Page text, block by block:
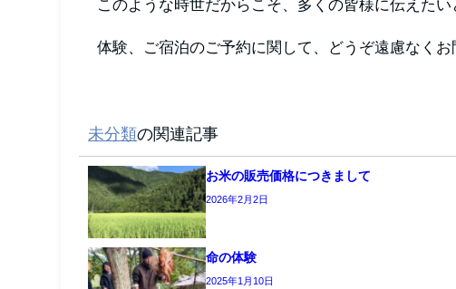
このような時世だからこそ、多くの皆様に伝えたい
体験、ご宿泊のご予約に関して、どうぞ遠慮なくお
未分類の関連記事
お米の販売価格につきまして
2026年2月2日
命の体験
2025年1月10日